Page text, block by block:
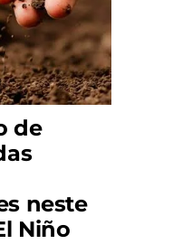
de
neste
Niño